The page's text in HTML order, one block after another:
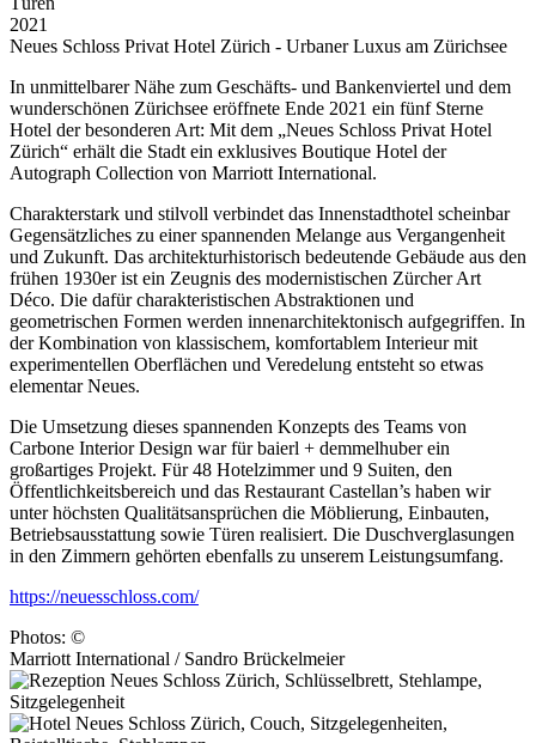
2021
Neues Schloss Privat Hotel Zürich - Urbaner Luxus am Zürichsee
In unmittelbarer Nähe zum Geschäfts- und Bankenviertel und dem
wunderschönen Zürichsee eröffnete Ende 2021 ein fünf Sterne
Hotel der besonderen Art: Mit dem „Neues Schloss Privat Hotel
Zürich“ erhält die Stadt ein exklusives Boutique Hotel der
Autograph Collection von Marriott International.
Charakterstark und stilvoll verbindet das Innenstadthotel scheinbar
Gegensätzliches zu einer spannenden Melange aus Vergangenheit
und Zukunft. Das architekturhistorisch bedeutende Gebäude aus den
frühen 1930er ist ein Zeugnis des modernistischen Zürcher Art
Déco. Die dafür charakteristischen Abstraktionen und
geometrischen Formen werden innenarchitektonisch aufgegriffen. In
der Kombination von klassischem, komfortablem Interieur mit
experimentellen Oberflächen und Veredelung entsteht so etwas
elementar Neues.
Die Umsetzung dieses spannenden Konzepts des Teams von
Carbone Interior Design war für baierl + demmelhuber ein
großartiges Projekt. Für 48 Hotelzimmer und 9 Suiten, den
Öffentlichkeitsbereich und das Restaurant Castellan’s haben wir
unter höchsten Qualitätsansprüchen die Möblierung, Einbauten,
Betriebsausstattung sowie Türen realisiert. Die Duschverglasungen
in den Zimmern gehörten ebenfalls zu unserem Leistungsumfang.
https://neuesschloss.com/
Photos: ©
Marriott International / Sandro Brückelmeier